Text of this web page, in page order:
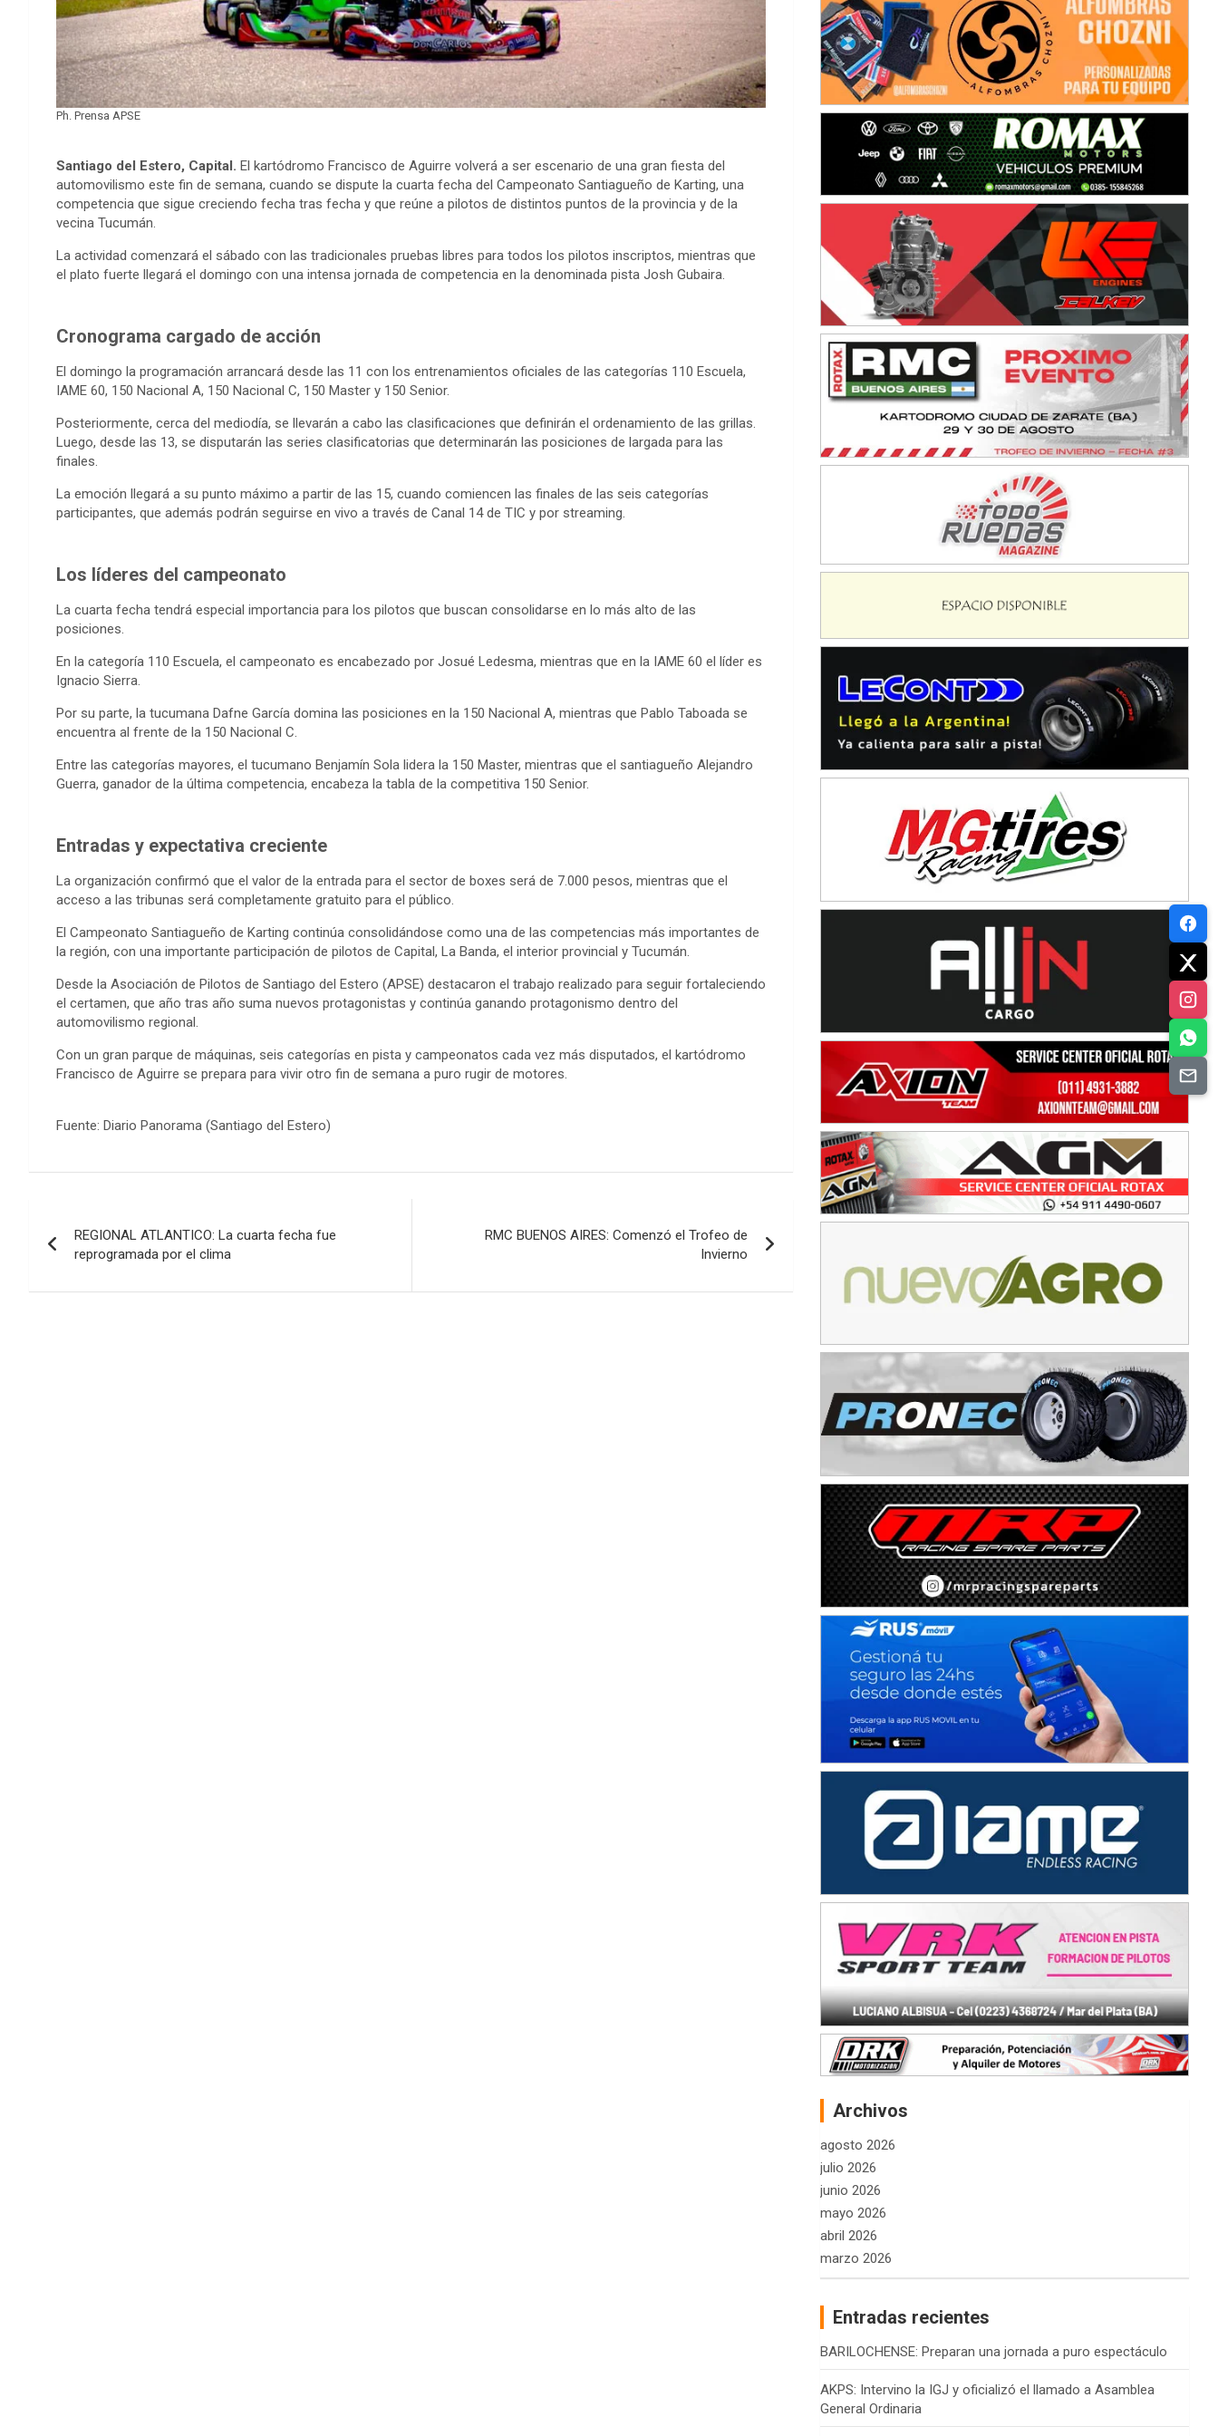
Ph. Prensa APSE
Santiago del Estero, Capital. El kartódromo Francisco de Aguirre volverá a ser escenario de una gran fiesta del
automovilismo este fin de semana, cuando se dispute la cuarta fecha del Campeonato Santiagueño de Karting, una
competencia que sigue creciendo fecha tras fecha y que reúne a pilotos de distintos puntos de la provincia y de la
vecina Tucumán.
La actividad comenzará el sábado con las tradicionales pruebas libres para todos los pilotos inscriptos, mientras que
el plato fuerte llegará el domingo con una intensa jornada de competencia en la denominada pista Josh Gubaira.
Cronograma cargado de acción
El domingo la programación arrancará desde las 11 con los entrenamientos oficiales de las categorías 110 Escuela,
IAME 60, 150 Nacional A, 150 Nacional C, 150 Master y 150 Senior.
Posteriormente, cerca del mediodía, se llevarán a cabo las clasificaciones que definirán el ordenamiento de las grillas.
Luego, desde las 13, se disputarán las series clasificatorias que determinarán las posiciones de largada para las
finales.
La emoción llegará a su punto máximo a partir de las 15, cuando comiencen las finales de las seis categorías
participantes, que además podrán seguirse en vivo a través de Canal 14 de TIC y por streaming.
Los líderes del campeonato
La cuarta fecha tendrá especial importancia para los pilotos que buscan consolidarse en lo más alto de las
posiciones.
En la categoría 110 Escuela, el campeonato es encabezado por Josué Ledesma, mientras que en la IAME 60 el líder es
Ignacio Sierra.
Por su parte, la tucumana Dafne García domina las posiciones en la 150 Nacional A, mientras que Pablo Taboada se
encuentra al frente de la 150 Nacional C.
Entre las categorías mayores, el tucumano Benjamín Sola lidera la 150 Master, mientras que el santiagueño Alejandro
Guerra, ganador de la última competencia, encabeza la tabla de la competitiva 150 Senior.
Entradas y expectativa creciente
La organización confirmó que el valor de la entrada para el sector de boxes será de 7.000 pesos, mientras que el
acceso a las tribunas será completamente gratuito para el público.
El Campeonato Santiagueño de Karting continúa consolidándose como una de las competencias más importantes de
la región, con una importante participación de pilotos de Capital, La Banda, el interior provincial y Tucumán.
Desde la Asociación de Pilotos de Santiago del Estero (APSE) destacaron el trabajo realizado para seguir fortaleciendo
el certamen, que año tras año suma nuevos protagonistas y continúa ganando protagonismo dentro del
automovilismo regional.
Con un gran parque de máquinas, seis categorías en pista y campeonatos cada vez más disputados, el kartódromo
Francisco de Aguirre se prepara para vivir otro fin de semana a puro rugir de motores.
Fuente: Diario Panorama (Santiago del Estero)
de
entradas
REGIONAL ATLANTICO: La cuarta fecha fue
reprogramada por el clima
RMC BUENOS AIRES: Comenzó el Trofeo de
Invierno
08/09-AGO
IAME SERIES ARGENTINA 6
Ramiro Tot (Asfalto)
Baradero (Buenos Aires)
KDO - F6
Ciudad de Trenque Lauquen (Asfalto)
Trenque Lauquen (Buenos Aires)
ENTRERRIANO - F6 (POSTERGADA)
Parque de la Velocidad (Asfalto)
Villaguay (Entre Ríos)
VICTORIENSE - F7
El Cerro (Tierra)
Victoria (Entre Ríos)
PATAGONICO - F6
Moto Club Reginense (Tierra)
Gral. E. Godoy (Río Negro)
CSK - F7
Juventud Unida (Tierra)
NORESTE SANTAFESINO - F6
SUR SANTAFESINO - F4
Rufino (Santa Fe)
El Timbó (Tucumán)
Archivos
agosto 2026
julio 2026
junio 2026
mayo 2026
abril 2026
marzo 2026
Entradas recientes
BARILOCHENSE: Preparan una jornada a puro espectáculo
AKPS: Intervino la IGJ y oficializó el llamado a Asamblea
General Ordinaria